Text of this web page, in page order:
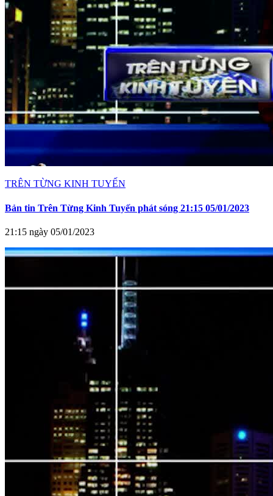
TRÊN TỪNG KINH TUYẾN
Bản tin Trên Từng Kinh Tuyến phát sóng 21:15 05/01/2023
21:15 ngày 05/01/2023